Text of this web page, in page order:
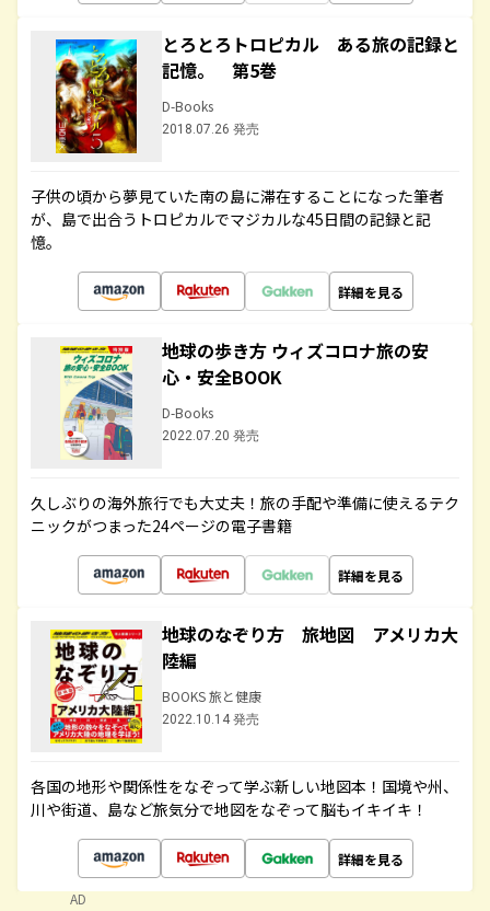
とろとろトロピカル ある旅の記録と
記憶。 第5巻
D-Books
2018.07.26 発売
子供の頃から夢見ていた南の島に滞在することになった筆者
が、島で出合うトロピカルでマジカルな45日間の記録と記
憶。
詳細を見る
地球の歩き方 ウィズコロナ旅の安
心・安全BOOK
D-Books
2022.07.20 発売
久しぶりの海外旅行でも大丈夫！旅の手配や準備に使えるテク
ニックがつまった24ページの電子書籍
詳細を見る
地球のなぞり方 旅地図 アメリカ大
陸編
BOOKS 旅と健康
2022.10.14 発売
各国の地形や関係性をなぞって学ぶ新しい地図本！国境や州、
川や街道、島など旅気分で地図をなぞって脳もイキイキ！
詳細を見る
AD